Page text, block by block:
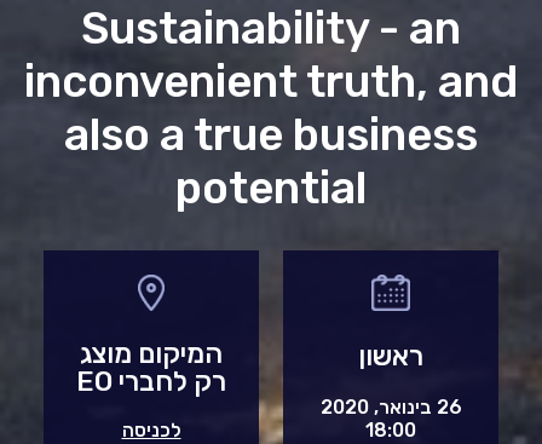
Sustainability - an
inconvenient truth, and
also a true business
potential
ראשון
26 בינואר, 2020
18:00
המיקום מוצג
רק לחברי EO
לכניסה